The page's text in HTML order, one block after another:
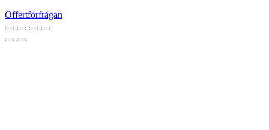
Offertförfrågan